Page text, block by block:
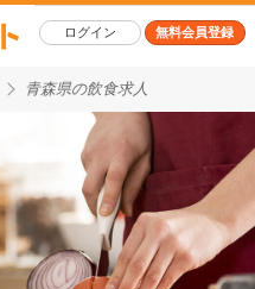
ログイン 無料会員登録
青森県の飲食求人